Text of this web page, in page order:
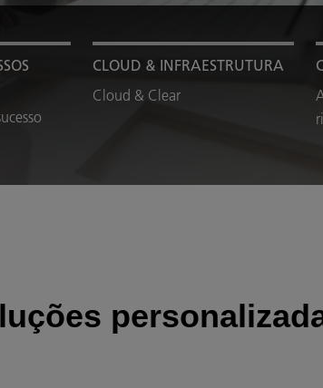
CLOUD & INFRAESTRUTURA
Cloud & Clear